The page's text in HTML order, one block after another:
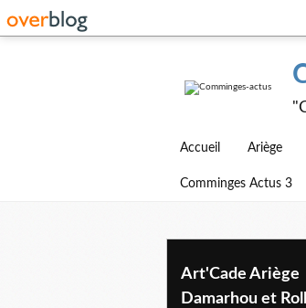
Accueil Ariège
Comminges Actus 3
Art'Cade Ariège
Damarhou et